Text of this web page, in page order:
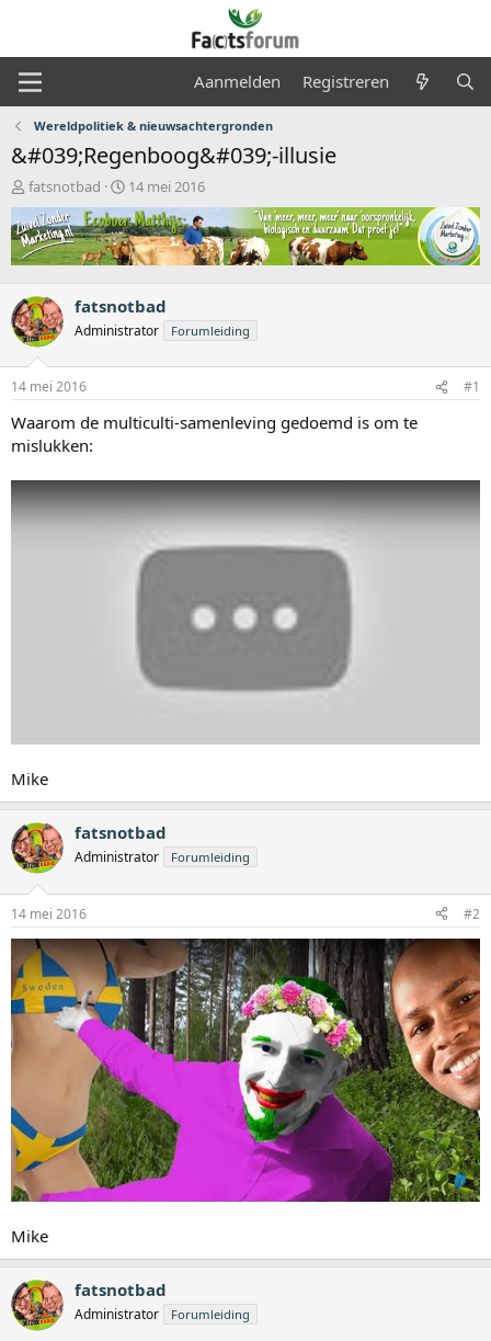
Aanmelden Registreren
Wereldpolitiek & nieuwsachtergronden
&#039;Regenboog&#039;-illusie
O
n
d
e
r
e
r
p
s
t
a
r
t
r
fatsnotbad
S
t
a
r
t
a
t
m
14 mei 2016
fatsnotbad
Administrator Forumleiding
14 mei 2016 #1
Waarom de multiculti-samenleving gedoemd is om te
mislukken:
Mike
fatsnotbad
Administrator Forumleiding
14 mei 2016 #2
Mike
fatsnotbad
Administrator Forumleiding